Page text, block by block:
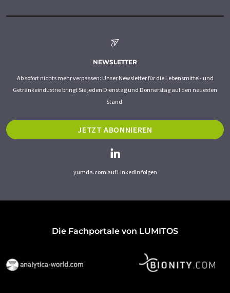
NEWSLETTER
Ab sofort nichts mehr verpassen: Unser Newsletter für die Lebensmittel- und
Getränkeindustrie bringt Sie jeden Dienstag und Donnerstag auf den neuesten
Stand.
JETZT ABONNIEREN
yumda.com auf LinkedIn folgen
Die Fachportale von LUMITOS